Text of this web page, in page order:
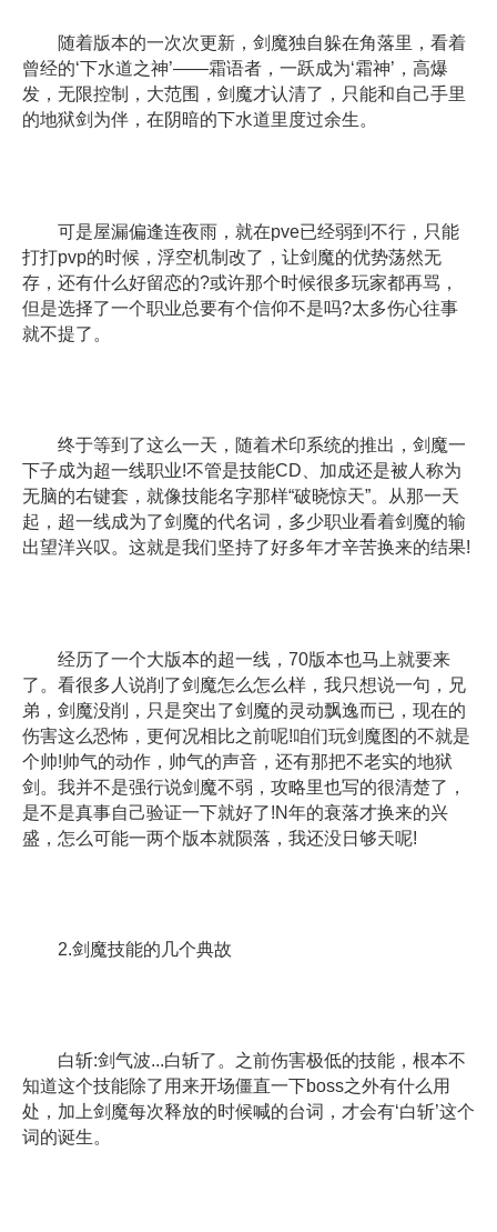
随着版本的一次次更新，剑魔独自躲在角落里，看着
曾经的‘下水道之神’——霜语者，一跃成为‘霜神’，高爆
发，无限控制，大范围，剑魔才认清了，只能和自己手里
的地狱剑为伴，在阴暗的下水道里度过余生。
可是屋漏偏逢连夜雨，就在pve已经弱到不行，只能
打打pvp的时候，浮空机制改了，让剑魔的优势荡然无
存，还有什么好留恋的?或许那个时候很多玩家都再骂，
但是选择了一个职业总要有个信仰不是吗?太多伤心往事
就不提了。
终于等到了这么一天，随着术印系统的推出，剑魔一
下子成为超一线职业!不管是技能CD、加成还是被人称为
无脑的右键套，就像技能名字那样“破晓惊天”。从那一天
起，超一线成为了剑魔的代名词，多少职业看着剑魔的输
出望洋兴叹。这就是我们坚持了好多年才辛苦换来的结果!
经历了一个大版本的超一线，70版本也马上就要来
了。看很多人说削了剑魔怎么怎么样，我只想说一句，兄
弟，剑魔没削，只是突出了剑魔的灵动飘逸而已，现在的
伤害这么恐怖，更何况相比之前呢!咱们玩剑魔图的不就是
个帅!帅气的动作，帅气的声音，还有那把不老实的地狱
剑。我并不是强行说剑魔不弱，攻略里也写的很清楚了，
是不是真事自己验证一下就好了!N年的衰落才换来的兴
盛，怎么可能一两个版本就陨落，我还没日够天呢!
2.剑魔技能的几个典故
白斩:剑气波...白斩了。之前伤害极低的技能，根本不
知道这个技能除了用来开场僵直一下boss之外有什么用
处，加上剑魔每次释放的时候喊的台词，才会有‘白斩’这个
词的诞生。